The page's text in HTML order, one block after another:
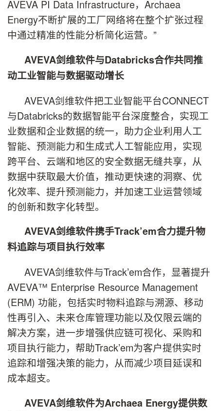
AVEVA PI Data Infrastructure，Archaea
Energy不断扩展的工厂网络将在整个扩张过程
中通过精准的性能分析简化运营。”
AVEVA剑维软件与Databricks合作共同推
动工业智能与数据驱动增长
AVEVA剑维软件把工业智能平台CONNECT
与Databricks的数据智能平台深度整合，实现工
业数据和企业数据的统一，助力企业利用人工
智能、预测能力和生成式人工智能应用，实现
跨平台、云端和地区的安全数据无缝共享，从
数据中获取最大价值，推动更快速的洞察、优
化效率、提升预测能力，并加速工业运营领域
的创新和数字化转型。
AVEVA剑维软件携手Track’em合力提升物
料追踪与项目执行效率
AVEVA剑维软件与Track’em合作，显著提升
AVEVA™ Enterprise Resource Management
(ERM) 功能，包括实时物料追踪与溯源、移动
性再引入、未来仓库管理功能以及仅限云端的
解决方案，进一步增强供应链可视化、采购和
项目执行能力，帮助Track’em为客户提供实时
追踪和增强决策的能力，从而减少项目延误和
成本超支。
AVEVA剑维软件为Archaea Energy提供数